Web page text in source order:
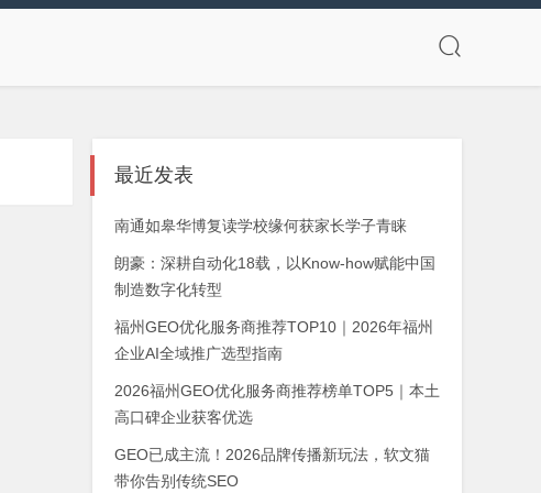
最近发表
南通如皋华博复读学校缘何获家长学子青睐
朗豪：深耕自动化18载，以Know-how赋能中国
制造数字化转型
福州GEO优化服务商推荐TOP10｜2026年福州
企业AI全域推广选型指南
2026福州GEO优化服务商推荐榜单TOP5｜本土
高口碑企业获客优选
GEO已成主流！2026品牌传播新玩法，软文猫
带你告别传统SEO